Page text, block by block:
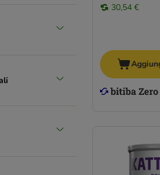
30,54 €